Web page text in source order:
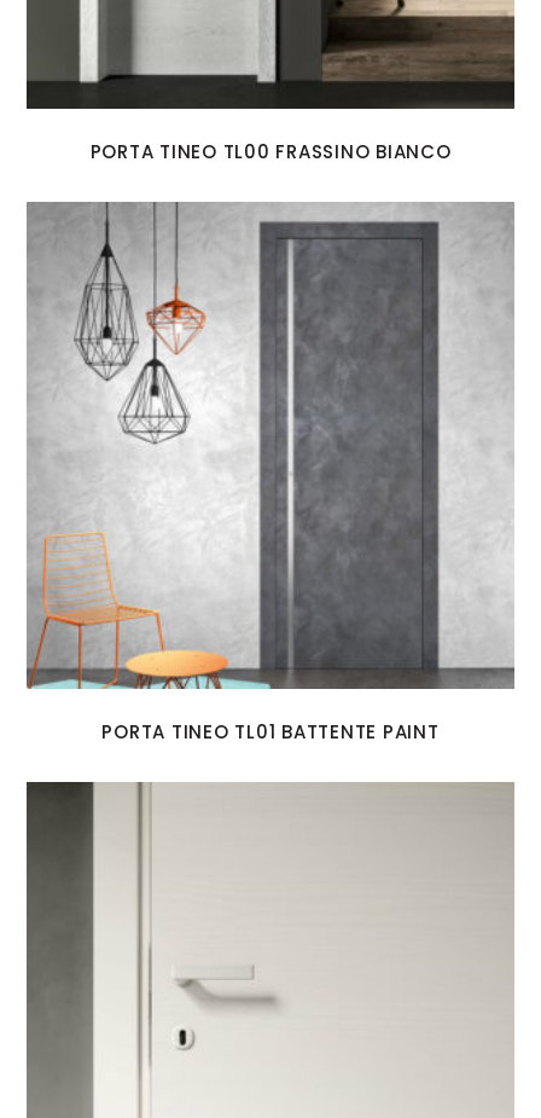
PORTA TINEO TL00 FRASSINO BIANCO
PORTA TINEO TL01 BATTENTE PAINT